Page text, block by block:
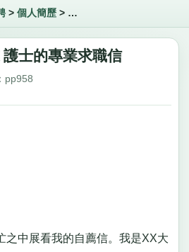
>個人簡歷 > 醫學專業 護士的專業求職信
士的專業求職信
pp958
中展看我的自薦信。我是XX大